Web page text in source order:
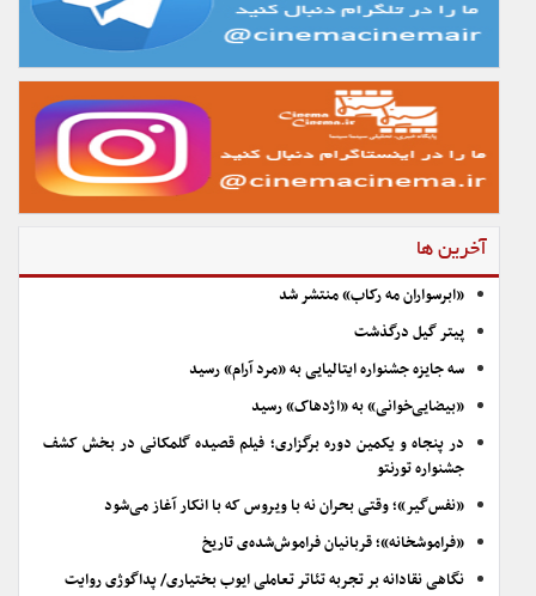
آخرین ها
«ابرسواران مه رکاب» منتشر شد
پیتر گیل درگذشت
سه جایزه جشنواره ایتالیایی به «مرد آرام» رسید
«بیضایی‌خوانی» به «اژدهاک» رسید
در پنجاه و یکمین دوره برگزاری؛ فیلم قصیده گلمکانی در بخش کشف
جشنواره تورنتو
«نفس‌گیر»؛ وقتی بحران نه با ویروس که با انکار آغاز می‌شود
«فراموشخانه»؛ قربانیان فراموش‌شده‌ی تاریخ
نگاهی نقادانه بر تجربه تئاتر تعاملی ایوب بختیاری/ پداگوژی روایت